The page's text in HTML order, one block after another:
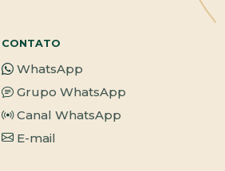
CONTATO
WhatsApp
Grupo WhatsApp
Canal WhatsApp
E-mail